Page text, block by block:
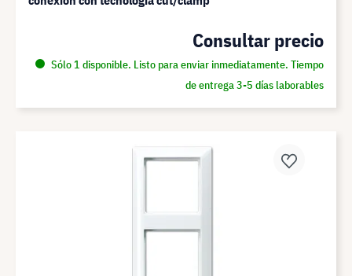
Consultar precio
Sólo 1 disponible. Listo para enviar inmediatamente. Tiempo
de entrega 3-5 días laborables